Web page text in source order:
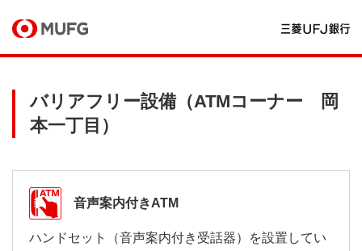
バリアフリー設備（ATMコーナー 岡
本一丁目）
音声案内付きATM
ハンドセット（音声案内付き受話器）を設置してい